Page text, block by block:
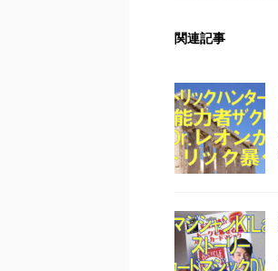
関連記事